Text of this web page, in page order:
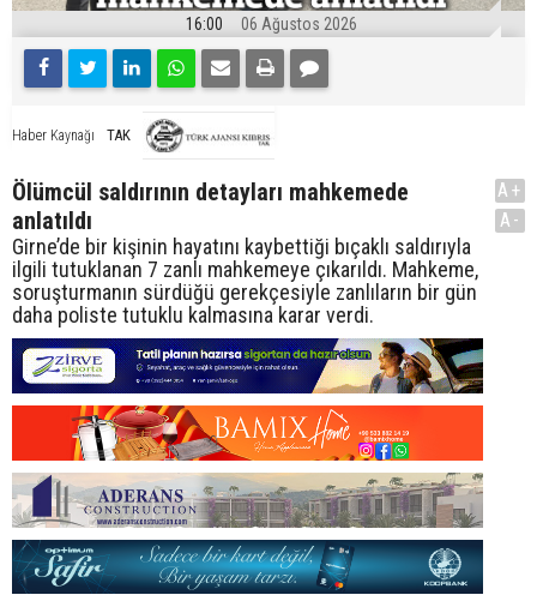
16:00 06 Ağustos 2026
Haber Kaynağı TAK
Ölümcül saldırının detayları mahkemede
anlatıldı
Girne’de bir kişinin hayatını kaybettiği bıçaklı saldırıyla
ilgili tutuklanan 7 zanlı mahkemeye çıkarıldı. Mahkeme,
soruşturmanın sürdüğü gerekçesiyle zanlıların bir gün
daha poliste tutuklu kalmasına karar verdi.
A+
A-